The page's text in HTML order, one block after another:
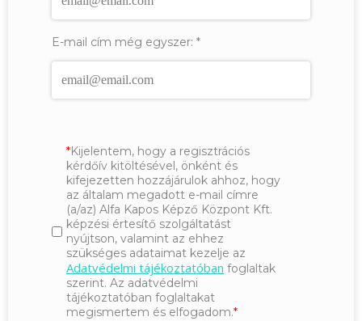
E-mail cím még egyszer: *
Kijelentem, hogy a regisztrációs
kérdőív kitöltésével, önként és
kifejezetten hozzájárulok ahhoz, hogy
az általam megadott e-mail címre
(a/az) Alfa Kapos Képző Központ Kft.
képzési értesítő szolgáltatást
nyújtson, valamint az ehhez
szükséges adataimat kezelje az
Adatvédelmi tájékoztatóban foglaltak
szerint. Az adatvédelmi
tájékoztatóban foglaltakat
megismertem és elfogadom.